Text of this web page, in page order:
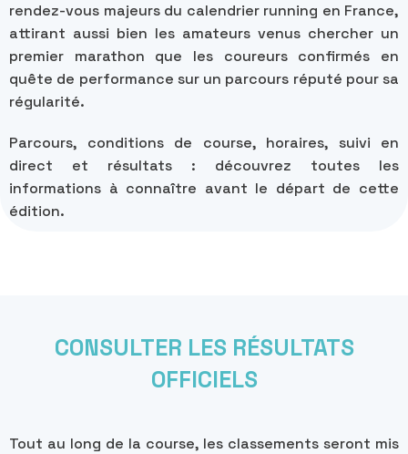
rendez-vous majeurs du calendrier running en France,
attirant aussi bien les amateurs venus chercher un
premier marathon que les coureurs confirmés en
quête de performance sur un parcours réputé pour sa
régularité.
Parcours, conditions de course, horaires, suivi en
direct et résultats : découvrez toutes les
informations à connaître avant le départ de cette
édition.
CONSULTER LES RÉSULTATS
OFFICIELS
Tout au long de la course, les classements seront mis